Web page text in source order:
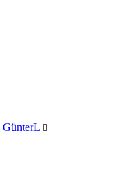
GünterL